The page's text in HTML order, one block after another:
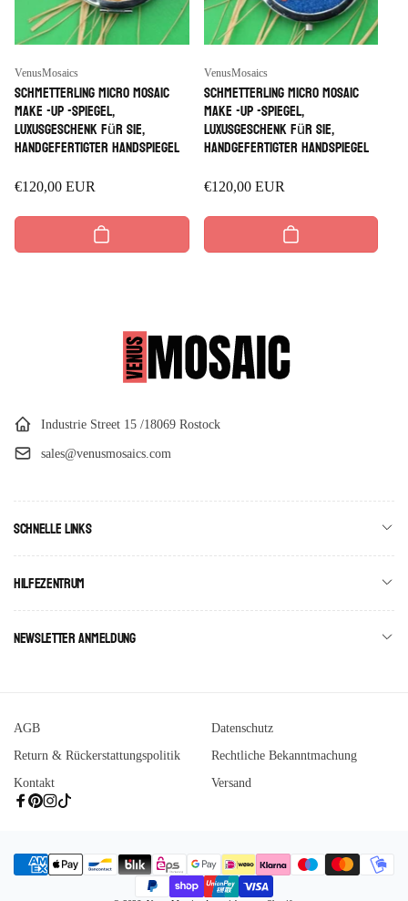
Anbieter:
VenusMosaics
Schmetterling Micro Mosaic
Make -up -Spiegel,
Luxusgeschenk für sie,
handgefertigter Handspiegel
Regulärer
€120,00 EUR
Anbieter:
VenusMosaics
Schmetterling Micro Mosaic
Make -up -Spiegel,
Luxusgeschenk für sie,
handgefertigter Handspiegel
Regulärer
€120,00 EUR
Industrie Street 15 /18069 Rostock
sales@venusmosaics.com
Schnelle Links
Hilfezentrum
Newsletter Anmeldung
AGB
Datenschutz
Return & Rückerstattungspolitik
Rechtliche Bekanntmachung
Kontakt
Versand
Facebook
Pinterest
Instagram
Tiktok
Zahlungsmethoden